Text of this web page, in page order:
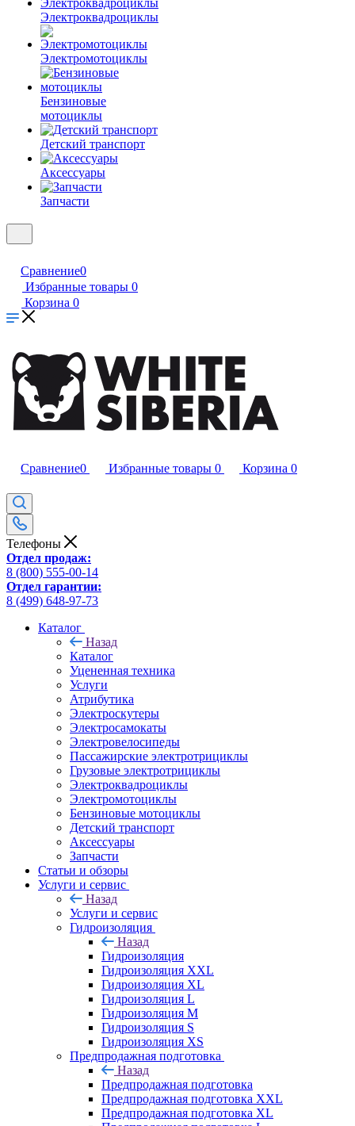
Электроквадроциклы
Электромотоциклы
Бензиновые
мотоциклы
Детский транспорт
Аксессуары
Запчасти
Сравнение0
Избранные товары 0
Корзина 0
Сравнение0 Избранные товары 0 Корзина 0
Телефоны
Отдел продаж:
8 (800) 555-00-14
Отдел гарантии:
8 (499) 648-97-73
Каталог
Назад
Каталог
Уцененная техника
Услуги
Атрибутика
Электроскутеры
Электросамокаты
Электровелосипеды
Пассажирские электротрициклы
Грузовые электротрициклы
Электроквадроциклы
Электромотоциклы
Бензиновые мотоциклы
Детский транспорт
Аксессуары
Запчасти
Статьи и обзоры
Услуги и сервис
Назад
Услуги и сервис
Гидроизоляция
Назад
Гидроизоляция
Гидроизоляция XXL
Гидроизоляция XL
Гидроизоляция L
Гидроизоляция M
Гидроизоляция S
Гидроизоляция XS
Предпродажная подготовка
Назад
Предпродажная подготовка
Предпродажная подготовка XXL
Предпродажная подготовка XL